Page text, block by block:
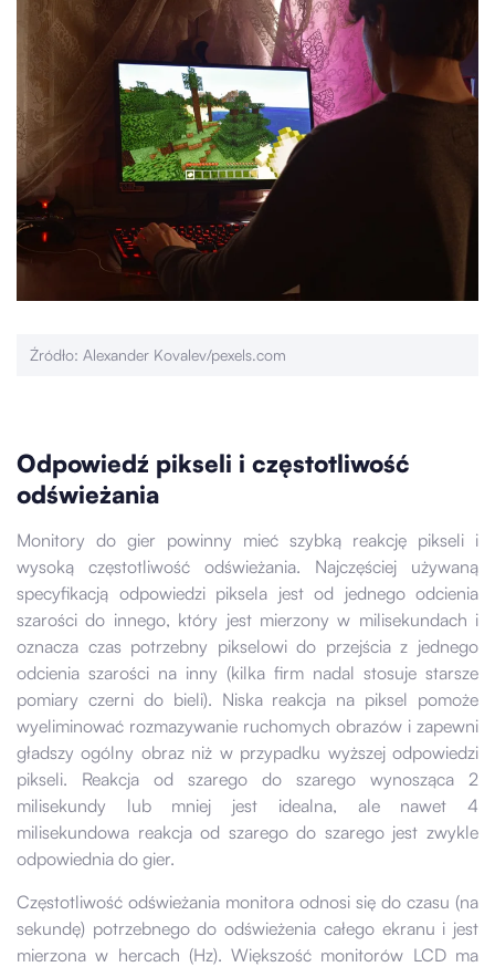
Źródło: Alexander Kovalev/pexels.com
Odpowiedź pikseli i częstotliwość
odświeżania
Monitory do gier powinny mieć szybką reakcję pikseli i
wysoką częstotliwość odświeżania. Najczęściej używaną
specyfikacją odpowiedzi piksela jest od jednego odcienia
szarości do innego, który jest mierzony w milisekundach i
oznacza czas potrzebny pikselowi do przejścia z jednego
odcienia szarości na inny (kilka firm nadal stosuje starsze
pomiary czerni do bieli). Niska reakcja na piksel pomoże
wyeliminować rozmazywanie ruchomych obrazów i zapewni
gładszy ogólny obraz niż w przypadku wyższej odpowiedzi
pikseli. Reakcja od szarego do szarego wynosząca 2
milisekundy lub mniej jest idealna, ale nawet 4
milisekundowa reakcja od szarego do szarego jest zwykle
odpowiednia do gier.
Częstotliwość odświeżania monitora odnosi się do czasu (na
sekundę) potrzebnego do odświeżenia całego ekranu i jest
mierzona w hercach (Hz). Większość monitorów LCD ma